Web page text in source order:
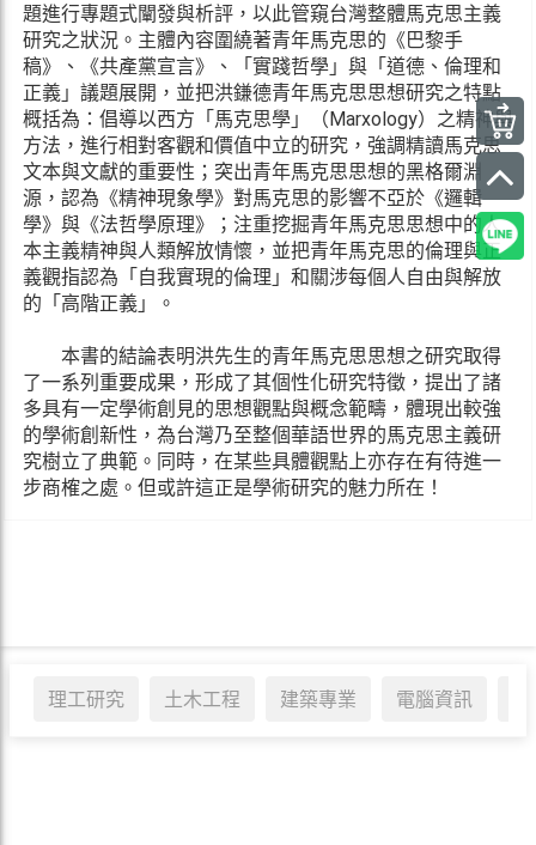
理工研究 土木工程 建築專業 電腦資訊
題進行專題式闡發與析評，以此管窺台灣整體馬克思主義
研究之狀況。主體內容圍繞著青年馬克思的《巴黎手
稿》、《共產黨宣言》、「實踐哲學」與「道德、倫理和
正義」議題展開，並把洪鎌德青年馬克思思想研究之特點
概括為：倡導以西方「馬克思學」（Marxology）之精神與
方法，進行相對客觀和價值中立的研究，強調精讀馬克思
文本與文獻的重要性；突出青年馬克思思想的黑格爾淵
源，認為《精神現象學》對馬克思的影響不亞於《邏輯
學》與《法哲學原理》；注重挖掘青年馬克思思想中的人
本主義精神與人類解放情懷，並把青年馬克思的倫理與正
義觀指認為「自我實現的倫理」和關涉每個人自由與解放
的「高階正義」。
本書的結論表明洪先生的青年馬克思思想之研究取得
了一系列重要成果，形成了其個性化研究特徵，提出了諸
多具有一定學術創見的思想觀點與概念範疇，體現出較強
的學術創新性，為台灣乃至整個華語世界的馬克思主義研
究樹立了典範。同時，在某些具體觀點上亦存在有待進一
步商榷之處。但或許這正是學術研究的魅力所在！